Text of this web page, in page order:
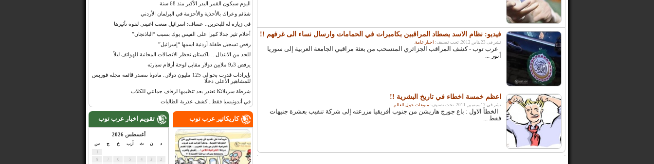
فيديو: نظام الاسد يصطاد المراقبين بكاميرات في الحمامات وارسال نساء الى غرفهم !!
نشر فى 23يناير, 2012. تحت تصنيف: اخبار عامة.
عرب توب - كشف المراقب الجزائري المنسحب من بعثة مراقبي الجامعة العربية إلى سوريا
أنور ...
اعظم خمسة اخطاء في تاريخ البشرية !!
نشر فى 17سبتمبر, 2011. تحت تصنيف: منوعات حول العالم.
الخطأ الاول : باع جورج هاريشن من جنوب أفريقيا مزرعته إلى شركة تنقيب بعشرة جنيهات
فقط ...
اليوم سيكون القمر البدر الأكبر منذ 68 سنة
شتائم وعراك بالأحذية والأحزمة في البرلمان الأردني
في زيارة له للبحرين.. عساف: اسرائيل منعت اغنيتي لقوة تأثيرها
أحلام تثير جدلا كبيرا على الفيس بوك بسبب “الباذنجان”
رفض تسجيل طفلة أردنية اسمها “إسرائيل”
للحد من الابتذال .. باكستان تحظر الاتصالات المجانية للهواتف ليلاً
يرفض 9٫3 ملايين دولار مقابل لوحة أرقام سيارته
بإيرادات قدرت بحوالي 125 مليون دولار.. مادونا تتصدر قائمة مجلة فوربس
للمشاهير الأعلى دخلًا
شرطة سريلانكا تعتذر بعد تنظيمها لزفاف جماعي للكلاب
في أندونيسيا فقط.. كشف عذرية الطالبات
تقويم اخبار عرب توب
أغسطس 2026
د ن ث أرب خ ج س
2
3
4
5
6
7
8
كاريكاتير عرب توب